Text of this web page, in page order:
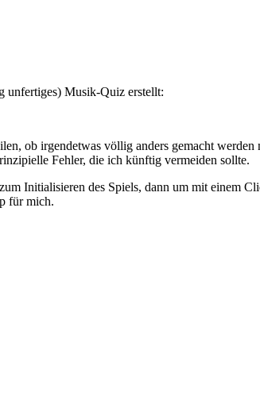
unfertiges) Musik-Quiz erstellt:
ob irgendetwas völlig anders gemacht
Fehler, die ich künftig vermeiden sollte.
Initialisieren des Spiels, dann um mit einem
für mich.